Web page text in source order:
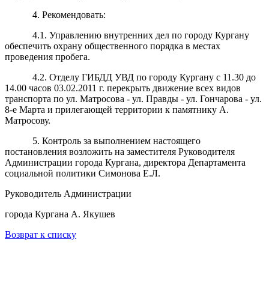
4. Рекомендовать:
4.1. Управлению внутренних дел по городу Кургану
обеспечить охрану общественного порядка в местах
проведения пробега.
4.2. Отделу ГИБДД УВД по городу Кургану с 11.30 до
14.00 часов 03.02.2011 г. перекрыть движение всех видов
транспорта по ул. Матросова - ул. Правды - ул. Гончарова - ул.
8-е Марта и прилегающей территории к памятнику А.
Матросову.
5. Контроль за выполнением настоящего
постановления возложить на заместителя Руководителя
Администрации города Кургана, директора Департамента
социальной политики Симонова Е.Л.
Руководитель Администрации
города Кургана А. Якушев
Возврат к списку